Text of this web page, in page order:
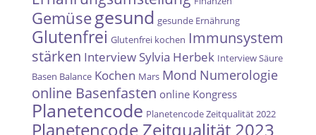
Gemüsegesund gesunde Ernährung
Glutenfrei Glutenfrei kochen Immunsystem
stärken Interview Sylvia Herbek Interview Säure
Basen Balance Kochen Mars Mond Numerologie
online Basenfasten online Kongress
Planetencode Planetencode Zeitqualität 2022
Planetencode Zeitqualität 2023